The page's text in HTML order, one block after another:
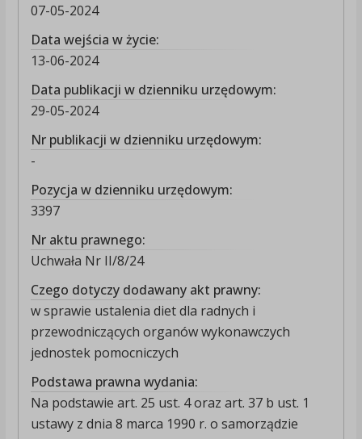
07-05-2024
Data wejścia w życie:
13-06-2024
Data publikacji w dzienniku urzędowym:
29-05-2024
Nr publikacji w dzienniku urzędowym:
-
Pozycja w dzienniku urzędowym:
3397
Nr aktu prawnego:
Uchwała Nr II/8/24
Czego dotyczy dodawany akt prawny:
w sprawie ustalenia diet dla radnych i
przewodniczących organów wykonawczych
jednostek pomocniczych
Podstawa prawna wydania:
Na podstawie art. 25 ust. 4 oraz art. 37 b ust. 1
ustawy z dnia 8 marca 1990 r. o samorządzie